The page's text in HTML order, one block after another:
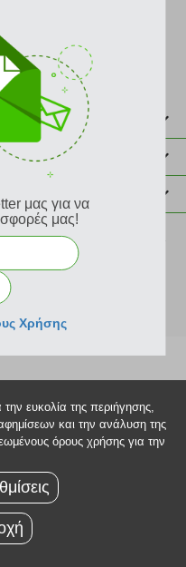
μας για να
μας!
Χρήσης
την ευκολία της περιήγησης,
και την ανάλυση της
όρους χρήσης για την